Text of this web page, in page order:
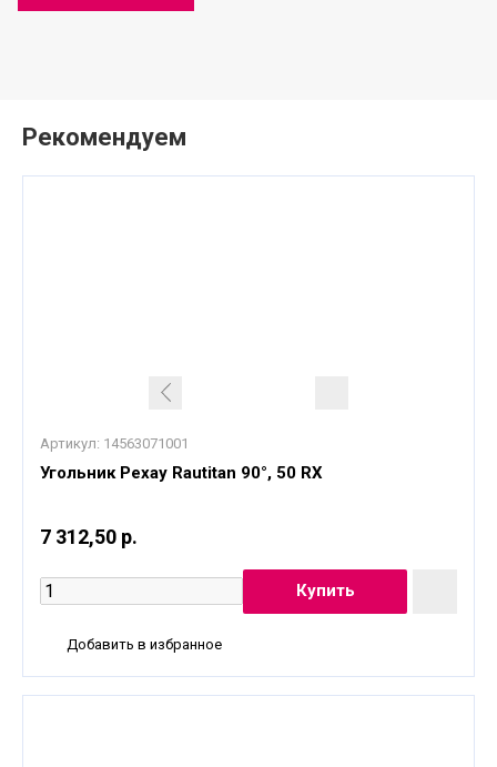
Рекомендуем
Артикул: 14563071001
Угольник Рехау Rautitan 90°, 50 RX
7 312,50 р.
Добавить в избранное